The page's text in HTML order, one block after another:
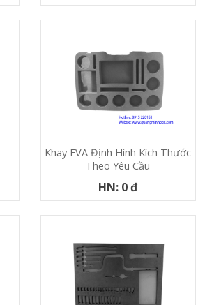
Khay EVA Định Hình Kích Thước
Theo Yêu Cầu
HN: 0 đ